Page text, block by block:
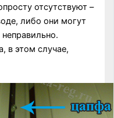
отсутствуют –
либо они могут
в этом случае,